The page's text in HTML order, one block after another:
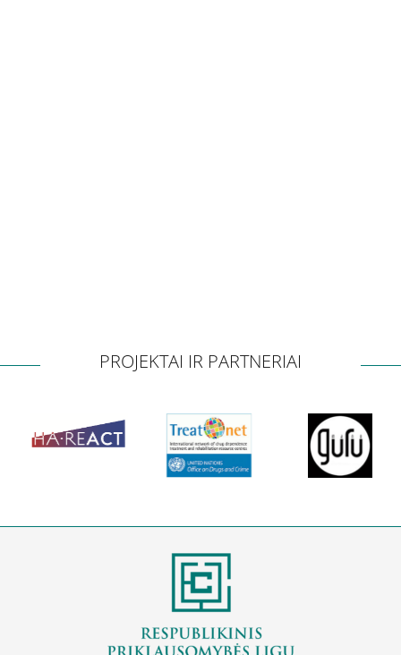
Karjera
Savanorių anketa
PROJEKTAI IR PARTNERIAI